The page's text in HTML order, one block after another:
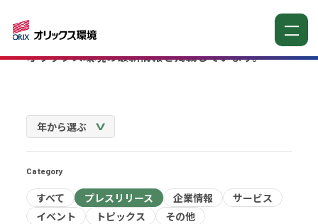
お知らせ
オリックス環境の最新情報を掲載しています。
Category
すべて プレスリリース 企業情報
サービス
イベント
トピックス その他